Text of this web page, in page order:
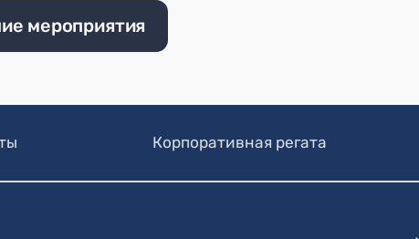
мероприятия
Корпоративная регата